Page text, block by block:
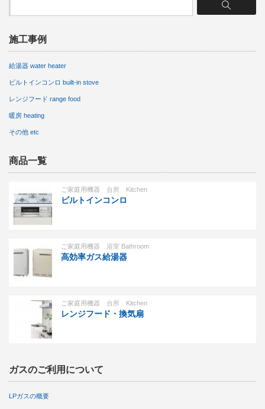
施工事例
給湯器 water heater
ビルトインコンロ built-in stove
レンジフード range food
暖房 heating
その他 etc
商品一覧
ご家庭用機器 台所 Kitchen
ビルトインコンロ
ご家庭用機器 浴室 Bathroom
高効率ガス給湯器
ご家庭用機器 台所 Kitchen
レンジフード・換気扇
ガスのご利用について
LPガスの概要